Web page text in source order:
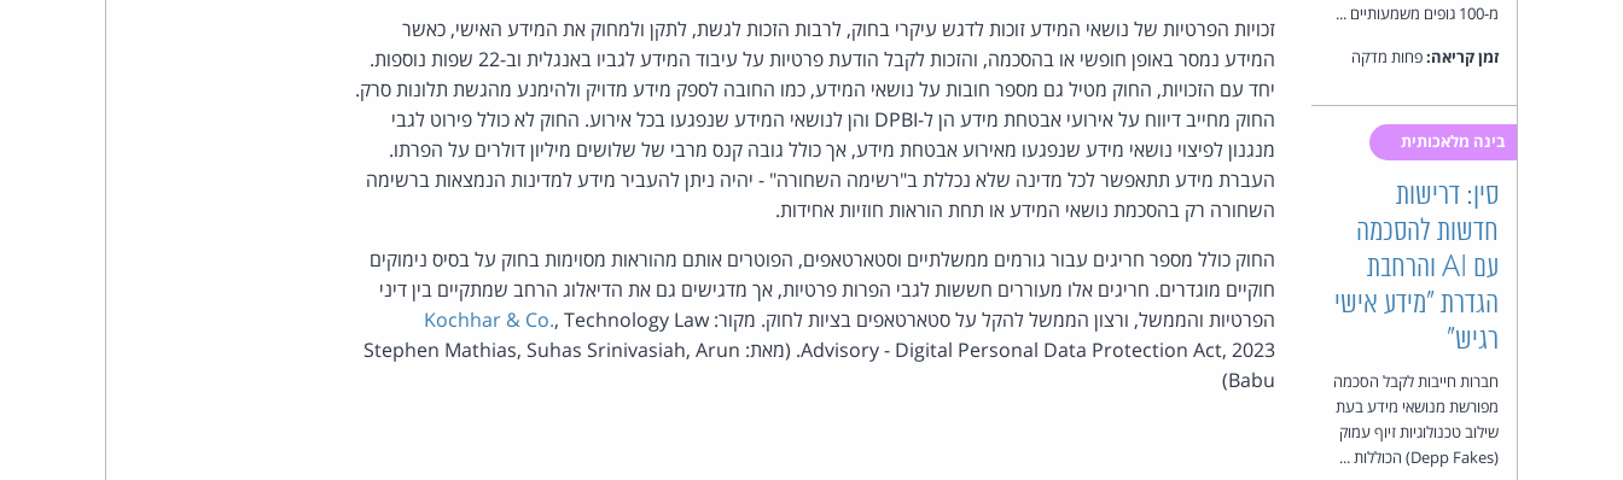
מ-100 גופים משמעותיים ...
זמן קריאה:פחות מדקה
בינה מלאכותית
סין: דרישות
חדשות להסכמה
עם AI והרחבת
הגדרת "מידע אישי
רגיש"
חברות חייבות לקבל הסכמה
מפורשת מנושאי מידע בעת
שילוב טכנולוגיות זיוף עמוק
(Depp Fakes) הכוללות ...
זכויות הפרטיות של נושאי המידע זוכות לדגש עיקרי בחוק, לרבות הזכות לגשת, לתקן ולמחוק את המידע האישי, כאשר
המידע נמסר באופן חופשי או בהסכמה, והזכות לקבל הודעת פרטיות על עיבוד המידע לגביו באנגלית וב-22 שפות נוספות.
יחד עם הזכויות, החוק מטיל גם מספר חובות על נושאי המידע, כמו החובה לספק מידע מדויק ולהימנע מהגשת תלונות סרק.
החוק מחייב דיווח על אירועי אבטחת מידע הן ל-DPBI והן לנושאי המידע שנפגעו בכל אירוע. החוק לא כולל פירוט לגבי
מנגנון לפיצוי נושאי מידע שנפגעו מאירוע אבטחת מידע, אך כולל גובה קנס מרבי של שלושים מיליון דולרים על הפרתו.
העברת מידע תתאפשר לכל מדינה שלא נכללת ב"רשימה השחורה" - יהיה ניתן להעביר מידע למדינות הנמצאות ברשימה
השחורה רק בהסכמת נושאי המידע או תחת הוראות חוזיות אחידות.
החוק כולל מספר חריגים עבור גורמים ממשלתיים וסטארטאפים, הפוטרים אותם מהוראות מסוימות בחוק על בסיס נימוקים
חוקיים מוגדרים. חריגים אלו מעוררים חששות לגבי הפרות פרטיות, אך מדגישים גם את הדיאלוג הרחב שמתקיים בין דיני
הפרטיות והממשל, ורצון הממשל להקל על סטארטאפים בציות לחוק. מקור:
Kochhar & Co., Technology Law
Advisory - Digital Personal Data Protection Act, 2023. (מאת: Stephen Mathias, Suhas Srinivasiah, Arun
Babu)